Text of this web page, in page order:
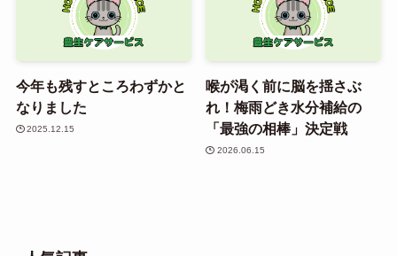
今年も残すところわずかと
なりました
2025.12.15
喉が渇く前に脳を揺さぶ
れ！梅雨どき水分補給の
「最強の相棒」決定戦
2026.06.15